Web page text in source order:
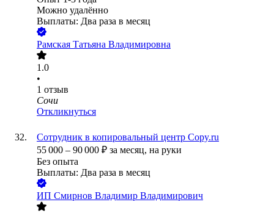
Можно удалённо
Выплаты: Два раза в месяц
Рамская Татьяна Владимировна
1.0
•
1 отзыв
Сочи
Откликнуться
Сотрудник в копировальный центр Copy.ru
55 000 – 90 000 ₽ за месяц, на руки
Без опыта
Выплаты: Два раза в месяц
ИП Смирнов Владимир Владимирович